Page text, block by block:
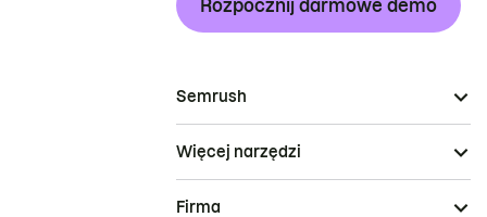
Rozpocznij darmowe demo
Semrush
Więcej narzędzi
Firma